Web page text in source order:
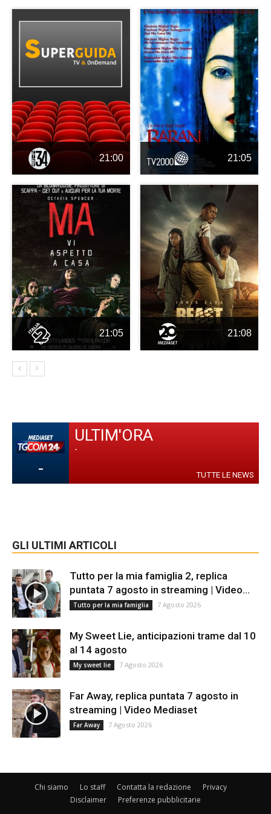
21:00 21:05
21:05 21:08
-
ULTIM'ORA
-
TUTTE LE NEWS
GLI ULTIMI ARTICOLI
Tutto per la mia famiglia 2, replica
puntata 7 agosto in streaming | Video...
Tutto per la mia famiglia 7 Agosto 2026
My Sweet Lie, anticipazioni trame dal 10
al 14 agosto
My sweet lie 7 Agosto 2026
Far Away, replica puntata 7 agosto in
streaming | Video Mediaset
Far Away 7 Agosto 2026
Chi siamo Lo staff Contatta la redazione
Privacy
Disclaimer
Preferenze pubblicitarie